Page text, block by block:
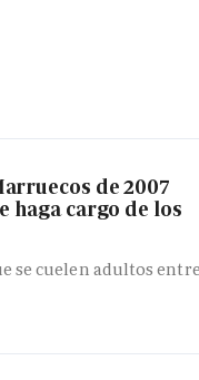
de 2007
haga cargo de los
se cuelen adultos